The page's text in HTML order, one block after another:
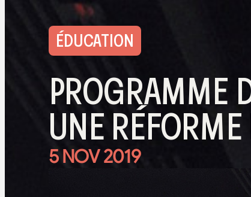
ÉDUCATION
PROGRAMME
UNE
5 NOV 2019